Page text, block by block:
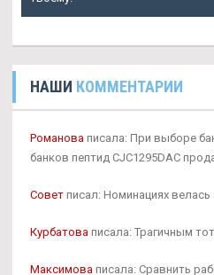
НАШИ КОММЕНТАРИИ
Романова писала: При выборе
банков пептид CJC1295DAC
Совет писал: Номинациях велась
Курбатова писала: Трагичным
Максимова писала: Сравнить